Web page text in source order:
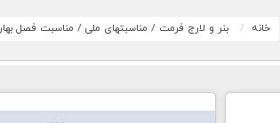
خانه بنر و لارج فرمت / مناسبتهای ملی / مناسبت فصل بهار